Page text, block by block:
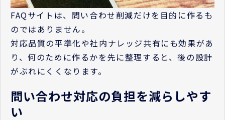
FAQサイトは、問い合わせ削減だけを目的に作るも
のではありません。
対応品質の平準化や社内ナレッジ共有にも効果があ
り、何のために作るかを先に整理すると、後の設計
がぶれにくくなります。
問い合わせ対応の負担を減らしやす
い